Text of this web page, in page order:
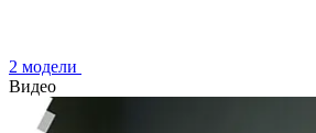
2 модели
Видео